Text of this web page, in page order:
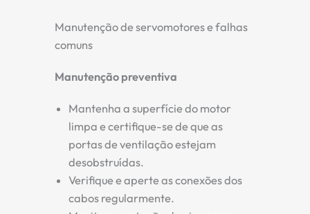
Manutenção de servomotores e falhas
comuns
Manutenção preventiva
Mantenha a superfície do motor
limpa e certifique-se de que as
portas de ventilação estejam
desobstruídas.
Verifique e aperte as conexões dos
cabos regularmente.